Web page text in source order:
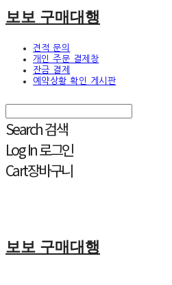
보보 구매대행
견적 문의
개인 주문 결제창
잔금 결제
예약상황 확인 게시판
Search검색
Log In로그인
Cart장바구니
보보 구매대행